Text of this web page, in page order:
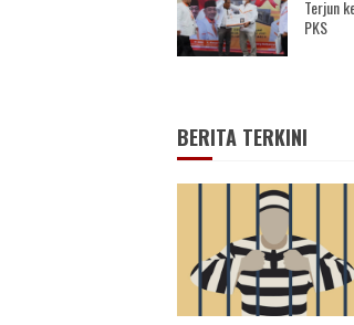
Terjun
PKS
BERITA TERKINI